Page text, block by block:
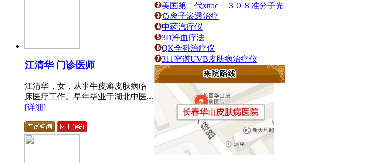
江清华 门诊医师
江清华，女，从事牛皮癣皮肤病临
床医疗工作。早年毕业于湖北中医...
[详细]
美国第二代xtrac－３０８准分子光
负离子渗透治疗
中药汽疗仪
3D净血疗法
QK全科治疗仪
311窄谱UVB皮肤病治疗仪